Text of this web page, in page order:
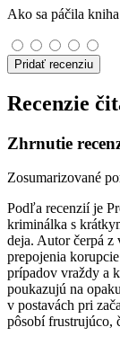
Ako sa páčila
Pridať recenziu
Recenzie
Zhrnutie
Zosumarizované
Podľa recenzií je
kriminálka s
deja. Autor čerpá z
prepojenia
prípadov vraždy a
poukazujú na
v postavách pri
pôsobí frustrujúco,